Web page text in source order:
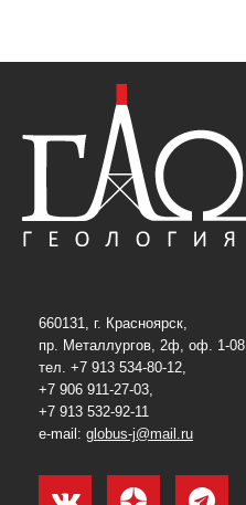
660131, г. Красноярск,
пр. Металлургов, 2ф, оф. 1-08
тел. +7 913 534-80-12,
+7 906 911-27-03,
+7 913 532-92-11
e-mail: globus-j@mail.ru